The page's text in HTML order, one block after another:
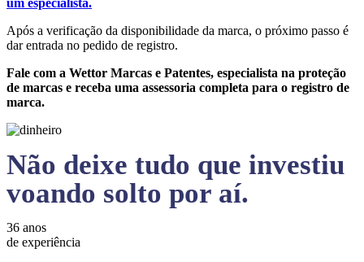
um especialista.
Após a verificação da disponibilidade da marca, o próximo passo é
dar entrada no pedido de registro.
Fale com a Wettor Marcas e Patentes, especialista na proteção
de marcas e receba uma assessoria completa para o registro de
marca.
Não deixe tudo que investiu
voando solto por aí.
36 anos
de experiência